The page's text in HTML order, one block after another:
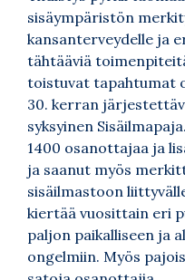
sisäympäristön
kansanterveydelle ja
tähtääviä
toistuvat tapahtumat
30. kerran
syksyinen
1400 osanottajaa ja
ja saanut myös
sisäilmastoon
kiertää vuosittain eri
paljon paikalliseen ja
ongelmiin. Myös